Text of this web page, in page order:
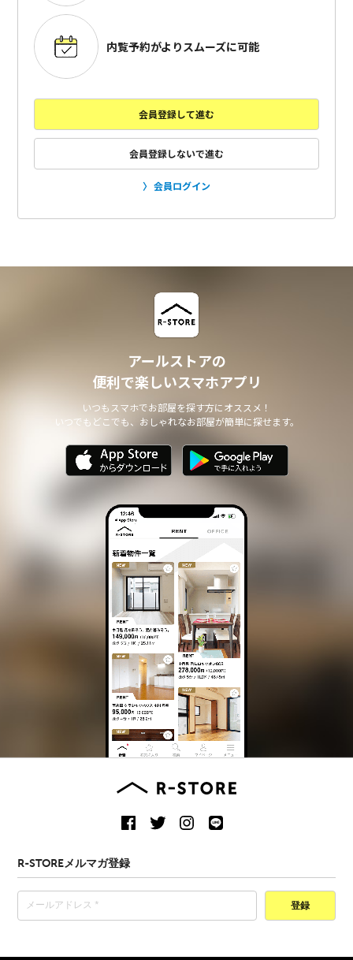
内覧予約がよりスムーズに可能
会員登録して進む
会員登録しないで進む
会員ログイン
アールストアの
便利で楽しいスマホアプリ
いつもスマホでお部屋を探す方にオススメ！
いつでもどこでも、おしゃれなお部屋が簡単に探せます。
R-STOREメルマガ登録
登録